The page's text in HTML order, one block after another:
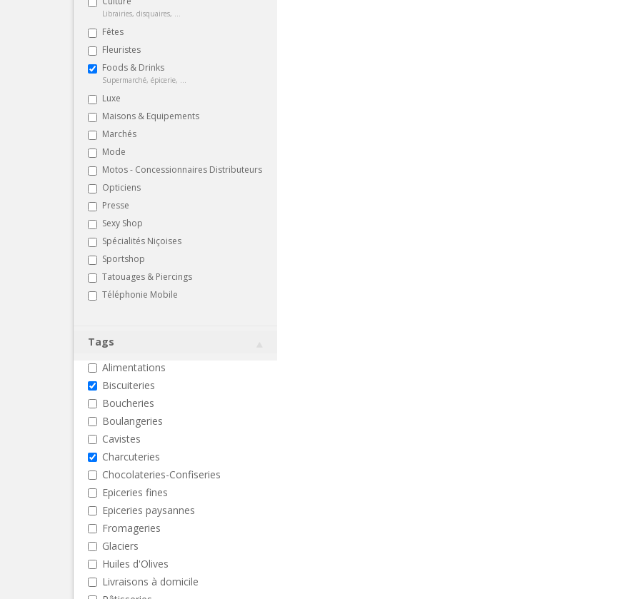
Librairies, disquaires, ...
Fêtes
Fleuristes
Foods & Drinks
Supermarché, épicerie, ...
Luxe
Maisons & Equipements
Marchés
Mode
Motos - Concessionnaires Distributeurs
Opticiens
Presse
Sexy Shop
Spécialités Niçoises
Sportshop
Tatouages & Piercings
Téléphonie Mobile
Tags
Alimentations
Biscuiteries
Boucheries
Boulangeries
Cavistes
Charcuteries
Chocolateries-Confiseries
Epiceries fines
Epiceries paysannes
Fromageries
Glaciers
Huiles d'Olives
Livraisons à domicile